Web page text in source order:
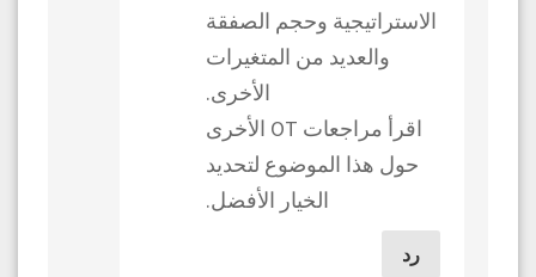
الاستراتيجية وحجم الصفقة
والعديد من المتغيرات
الأخرى.
اقرأ مراجعات OT الأخرى
حول هذا الموضوع لتحديد
الخيار الأفضل.
رد